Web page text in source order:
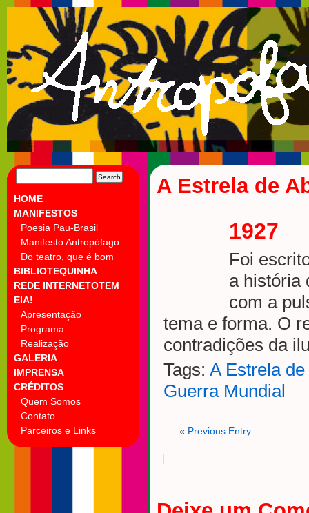
FOR:
HOME
MANIFESTOS
Poesia Pau-Brasil
Manifesto Antropófago
Do teatro, que é bom
BIBLIOTEQUINHA
REDE INTERNETOTEM
EIA!
Apresentação
Programa
Realização
GALERIA
IMPRENSA
CRÉDITOS
Quem Somos
Contato
Parceiros e Links
A Estrela de
1927
Foi
a história
com a
tema e forma. O
contradições da
Tags: A Estrela
Guerra Mundial
« Previous Entry